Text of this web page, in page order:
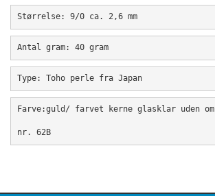
Størrelse: 9/0 ca. 2,6 mm
Antal gram: 40 gram
Type: Toho perle fra Japan
Farve:guld/ farvet kerne glasklar uden om
nr. 62B